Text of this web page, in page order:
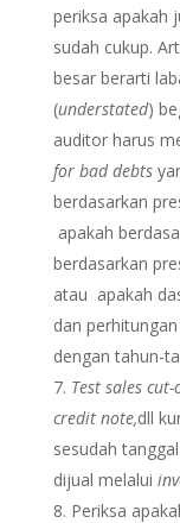
periksa apakah
sudah cukup.
besar berarti
(understated)
auditor harus
for bad debts
berdasarkan
apakah
berdasarkan
atau apakah
dan
dengan tahun-
Test sales
credit note,dll
sesudah
dijual melalui
Periksa